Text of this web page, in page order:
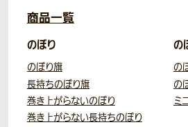
商品一覧
のぼり
のぼり旗
長持ちのぼり旗
巻き上がらないのぼり
巻き上がらない長持ちのぼり
の
の
の
ミ